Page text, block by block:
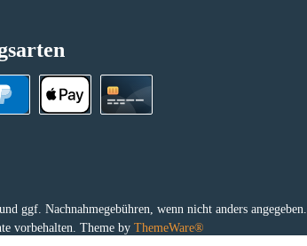
und ggf. Nachnahmegebühren, wenn nicht anders angegeben.
vorbehalten. Theme by ThemeWare®